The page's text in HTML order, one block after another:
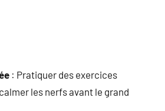
: Pratiquer des exercices
les nerfs avant le grand